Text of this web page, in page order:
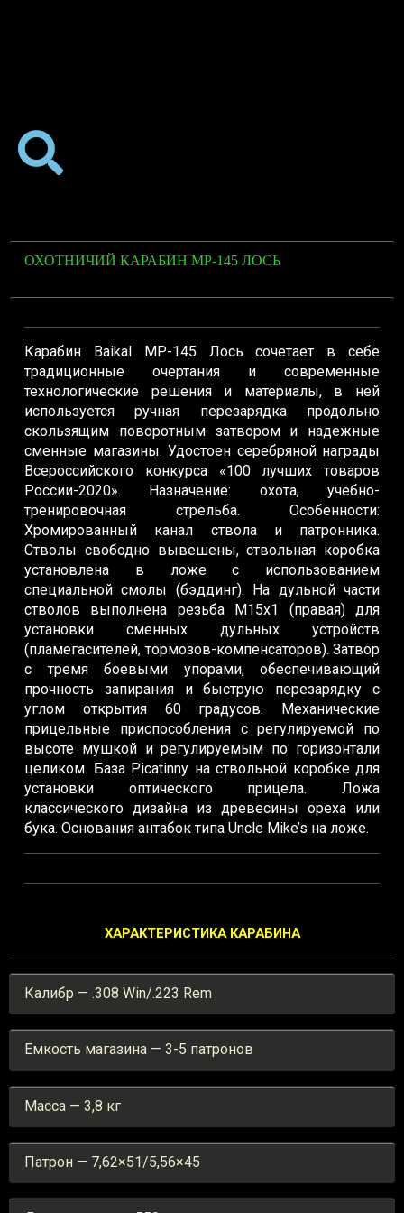
ОХОТНИЧИЙ КАРАБИН МР-145 ЛОСЬ
Карабин Baikal МР-145 Лось сочетает в себе
традиционные очертания и современные
технологические решения и материалы, в ней
используется ручная перезарядка продольно
скользящим поворотным затвором и надежные
сменные магазины. Удостоен серебряной награды
Всероссийского конкурса «100 лучших товаров
России-2020». Назначение: охота, учебно-
тренировочная стрельба. Особенности:
Хромированный канал ствола и патронника.
Стволы свободно вывешены, ствольная коробка
установлена в ложе с использованием
специальной смолы (бэддинг). На дульной части
стволов выполнена резьба М15х1 (правая) для
установки сменных дульных устройств
(пламегасителей, тормозов-компенсаторов). Затвор
с тремя боевыми упорами, обеспечивающий
прочность запирания и быструю перезарядку с
углом открытия 60 градусов. Механические
прицельные приспособления с регулируемой по
высоте мушкой и регулируемым по горизонтали
целиком. База Picatinny на ствольной коробке для
установки оптического прицела. Ложа
классического дизайна из древесины ореха или
бука. Основания антабок типа Unсle Mike’s на ложе.
ХАРАКТЕРИСТИКА КАРАБИНА
Калибр — .308 Win/.223 Rem
Емкость магазина — 3-5 патронов
Масса — 3,8 кг
Патрон — 7,62×51/5,56×45